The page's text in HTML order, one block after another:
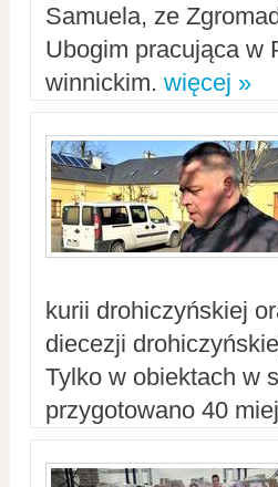
Samuela, ze
Ubogim pracująca w
winnickim. więcej »
kurii drohiczyńskiej
diecezji
Tylko w obiektach w
przygotowano 40